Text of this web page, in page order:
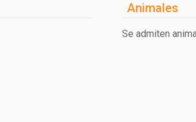
Animales
Se admiten